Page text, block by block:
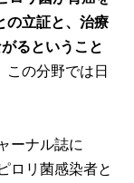
の立証と、治療
るということ
この分野では日
ーナル誌に
ロリ菌感染者と